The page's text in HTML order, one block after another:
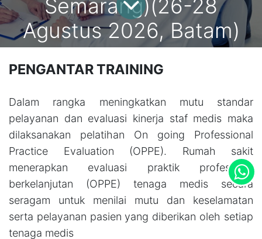
Semarang)(26-28
Agustus 2026, Batam)
PENGANTAR TRAINING
Dalam rangka meningkatkan mutu standar
pelayanan dan evaluasi kinerja staf medis maka
dilaksanakan pelatihan On going Professional
Practice Evaluation (OPPE). Rumah sakit
menerapkan evaluasi praktik profesional
berkelanjutan (OPPE) tenaga medis secara
seragam untuk menilai mutu dan keselamatan
serta pelayanan pasien yang diberikan oleh setiap
tenaga medis